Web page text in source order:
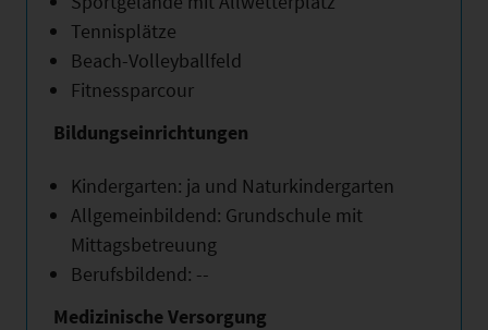
Tennisplätze
Beach-Volleyballfeld
Fitnessparcour
Bildungseinrichtungen
Kindergarten: ja und Naturkindergarten
Allgemeinbildend: Grundschule mit
Mittagsbetreuung
Berufsbildend: --
Medizinische Versorgung